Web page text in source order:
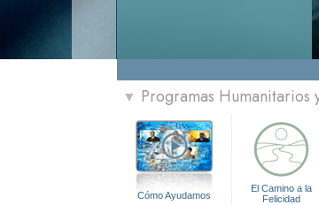
▼ Programas
Cómo Ayudamos
El Camino a la
Felicidad